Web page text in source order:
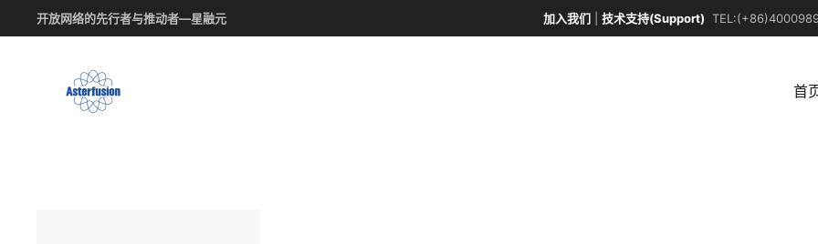
main
content
开放网络的先行者与推动者—星融元 加入我们 技术支持(Support)
首